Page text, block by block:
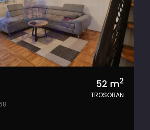
52 m2
TROSOBAN